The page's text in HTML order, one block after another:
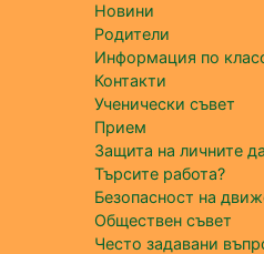
Новини
Родители
Информация по
Контакти
Ученически съвет
Прием
Защита на личните
Търсите работа?
Безопасност на
Обществен съвет
Често задавани